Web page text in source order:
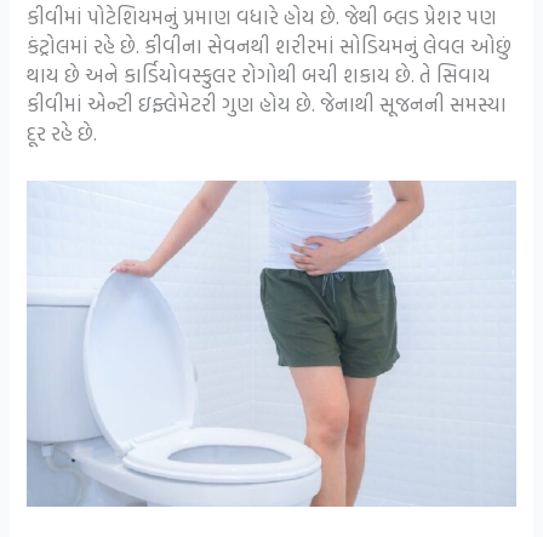
કીવીમાં પોટેશિયમનું પ્રમાણ વધારે હોય છે. જેથી બ્લડ પ્રેશર પણ
કંટ્રોલમાં રહે છે. કીવીના સેવનથી શરીરમાં સોડિયમનું લેવલ ઓછું
થાય છે અને કાર્ડિયોવસ્કુલર રોગોથી બચી શકાય છે. તે સિવાય
કીવીમાં એન્ટી ઇફ્લેમેટરી ગુણ હોય છે. જેનાથી સૂજનની સમસ્યા
દૂર રહે છે.